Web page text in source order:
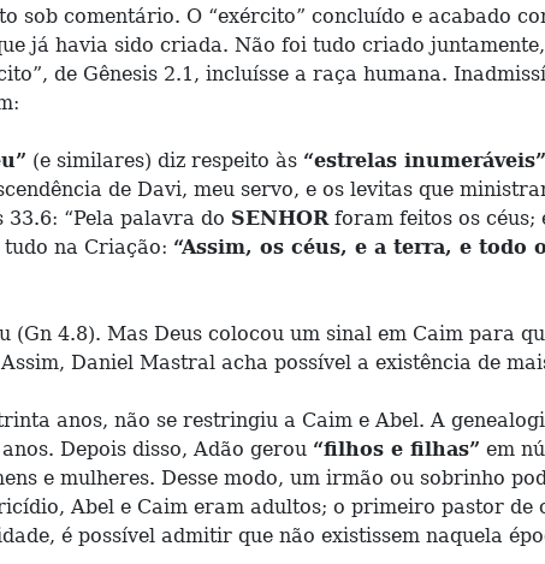
sob comentário. O “exército” concluído e acabado
já havia sido criada. Não foi tudo criado
de Gênesis 2.1, incluísse a raça humana.
(e similares) diz respeito às “estrelas inumeráveis”
de Davi, meu servo, e os levitas que
“Pela palavra do SENHORforam feitos os céus;
na Criação: “Assim, os céus, e a terra, e todo
4.8). Mas Deus colocou um sinal em Caim para
Daniel Mastral acha possível a existência de
anos, não se restringiu a Caim e Abel. A
Depois disso, Adão gerou “filhos e filhas” em
e mulheres. Desse modo, um irmão ou sobrinho
Abel e Caim eram adultos; o primeiro pastor de
é possível admitir que não existissem naquela